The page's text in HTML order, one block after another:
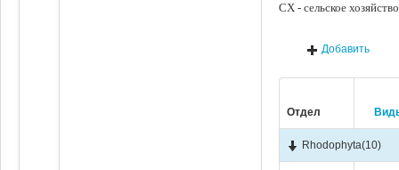
СХ - сельское
Добавить
Отдел
Rhodophyta(10)